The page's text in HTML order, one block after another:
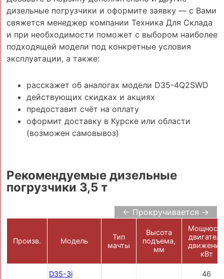
дизельные погрузчики и оформите заявку — с Вами
свяжется менеджер компании Техника Для Склада
и при необходимости поможет с выбором наиболее
подходящей модели под конкретные условия
эксплуатации, а также:
расскажет об аналогах модели D35-4Q2SWD
действующих скидках и акциях
предоставит счёт на оплату
оформит доставку в Курске или области
(возможен самовывоз)
Рекомендуемые дизельные
погрузчики 3,5 т
← Прокручивается →
Произв. Модель
Тип
мачты
Высота
подъема,
мм
кВт
D35-3i 46